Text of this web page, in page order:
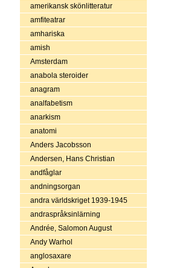
amerikansk skönlitteratur
amfiteatrar
amhariska
amish
Amsterdam
anabola steroider
anagram
analfabetism
anarkism
anatomi
Anders Jacobsson
Andersen, Hans Christian
andfåglar
andningsorgan
andra världskriget 1939-1945
andraspråksinlärning
Andrée, Salomon August
Andy Warhol
anglosaxare